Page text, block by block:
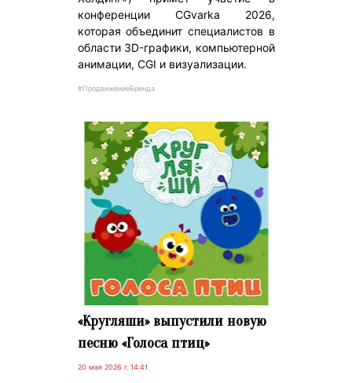
конференции CGvarka 2026,
которая объединит специалистов в
области 3D-графики, компьютерной
анимации, CGI и визуализации.
#ПродвижениеБренда
«Кругляши» выпустили новую
песню «Голоса птиц»
20 мая 2026 г. 14:41